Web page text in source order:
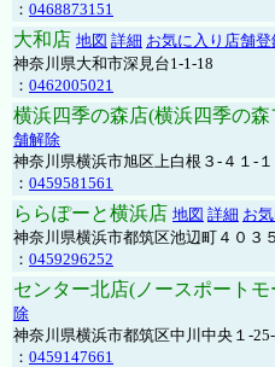
： 0468873151
大和店 地図 詳細 お気に入り店舗登
神奈川県大和市深見台1-1-18
： 0462005021
横浜四季の森店(横浜四季の森
舗解除
神奈川県横浜市旭区上白根３-４１-１
： 0459581561
ららぽーと横浜店 地図 詳細 お
神奈川県横浜市都筑区池辺町４０３
： 0459296252
センター北店(ノースポートモ
除
神奈川県横浜市都筑区中川中央１-25-
： 0459147661